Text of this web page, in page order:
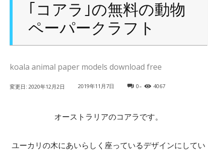
｢コアラ｣の無料の動物
ペーパークラフト
koala animal paper models download free
変更日: 2020年12月2日 2019年11月7日 0- 4067
オーストラリアのコアラです。
ユーカリの木にあいらしく座っているデザインにしてい